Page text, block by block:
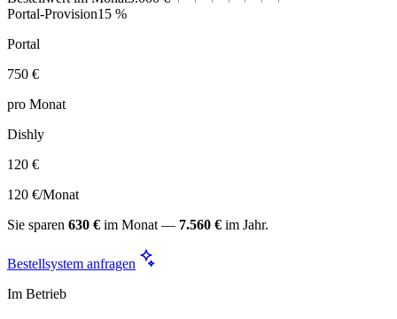
Portal-Provision15 %
Portal
750 €
pro Monat
Dishly
120 €
120 €/Monat
Sie sparen 630 € im Monat — 7.560 € im Jahr.
Bestellsystem anfragen
Im Betrieb